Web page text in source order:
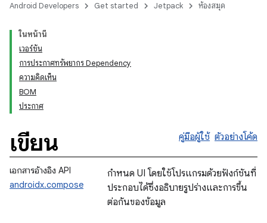
Android Developers Get started Jetpack ห้องสมุด
ในหน้านี้
เวอร์ชัน
การประกาศทรัพยากร Dependency
ความคิดเห็น
BOM
ประกาศ
เขียน คู่มือผู้ใช้ ตัวอย่างโค้ด
เอกสารอ้างอิง API
androidx.compose
กำหนด UI โดยใช้โปรแกรมด้วยฟังก์ชันที่
ประกอบได้ซึ่งอธิบายรูปร่างและการขึ้น
ต่อกันของข้อมูล